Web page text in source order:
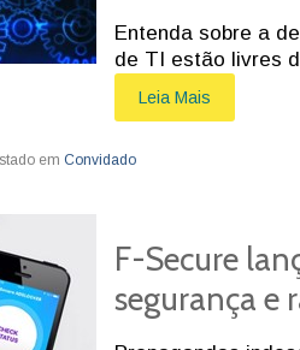
Entenda sobre a
de TI estão livres
Leia Mais
em Convidado
F-Secure
segurança e